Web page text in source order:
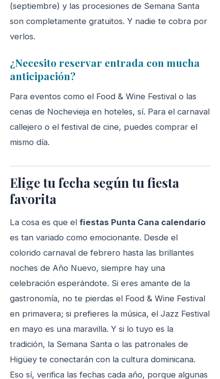
(septiembre) y las procesiones de Semana Santa
son completamente gratuitos. Y nadie te cobra por
verlos.
¿Necesito reservar entrada con mucha
anticipación?
Para eventos como el Food & Wine Festival o las
cenas de Nochevieja en hoteles, sí. Para el carnaval
callejero o el festival de cine, puedes comprar el
mismo día.
Elige tu fecha según tu fiesta
favorita
La cosa es que el fiestas Punta Cana calendario
es tan variado como emocionante. Desde el
colorido carnaval de febrero hasta las brillantes
noches de Año Nuevo, siempre hay una
celebración esperándote. Si eres amante de la
gastronomía, no te pierdas el Food & Wine Festival
en primavera; si prefieres la música, el Jazz Festival
en mayo es una maravilla. Y si lo tuyo es la
tradición, la Semana Santa o las patronales de
Higüey te conectarán con la cultura dominicana.
Eso sí, verifica las fechas cada año, porque algunas